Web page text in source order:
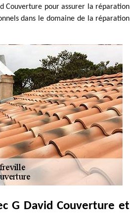
Couverture pour assurer la réparation
dans le domaine de la réparation
G David Couverture et